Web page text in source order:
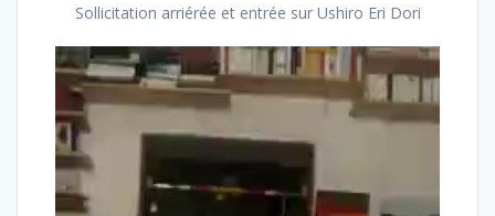
Sollicitation arriérée et entrée sur Ushiro Eri Dori
Lecteur
vidéo